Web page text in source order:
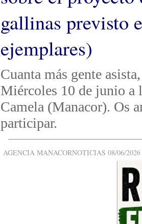
gallinas previsto
ejemplares)
Cuanta más gente
Miércoles 10 de junio a
Camela (Manacor). Os
participar.
AGENCIA MANACORNOTICIAS 08/06/